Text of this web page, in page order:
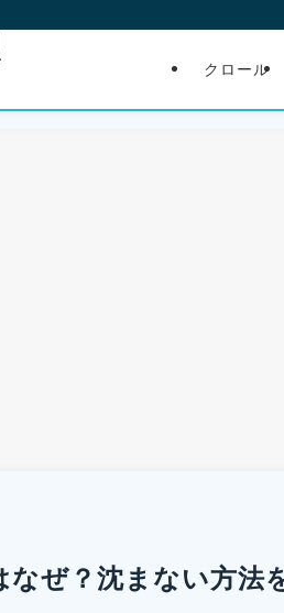
クロール
ぜ？沈まない方法